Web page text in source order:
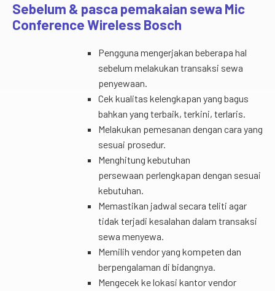
Sebelum & pasca pemakaian sewa Mic
Conference Wireless Bosch
Pengguna mengerjakan beberapa hal
sebelum melakukan transaksi sewa
penyewaan.
Cek kualitas kelengkapan yang bagus
bahkan yang terbaik, terkini, terlaris.
Melakukan pemesanan dengan cara yang
sesuai prosedur.
Menghitung kebutuhan
persewaan perlengkapan dengan sesuai
kebutuhan.
Memastikan jadwal secara teliti agar
tidak terjadi kesalahan dalam transaksi
sewa menyewa.
Memilih vendor yang kompeten dan
berpengalaman di bidangnya.
Mengecek ke lokasi kantor vendor